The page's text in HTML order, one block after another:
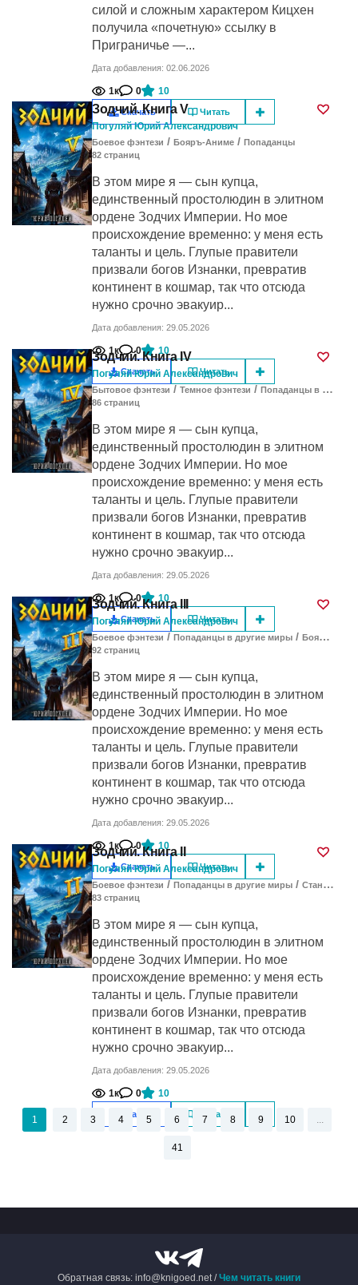
силой и сложным характером Кицхен
получила «почетную» ссылку в
Приграничье —...
Дата добавления: 02.06.2026
1к 0 10
Скачать Читать
Зодчий. Книга V
Погуляй Юрий Александрович
Боевое фэнтези / Бояръ-Аниме / Попаданцы
82 cтраниц
В этом мире я — сын купца,
единственный простолюдин в элитном
ордене Зодчих Империи. Но мое
происхождение временно: у меня есть
таланты и цель. Глупые правители
призвали богов Изнанки, превратив
континент в кошмар, так что отсюда
нужно срочно эвакуир...
Дата добавления: 29.05.2026
1к 0 10
Скачать Читать
Зодчий. Книга IV
Погуляй Юрий Александрович
Бытовое фэнтези / Темное фэнтези / Попаданцы в другие миры
86 cтраниц
В этом мире я — сын купца,
единственный простолюдин в элитном
ордене Зодчих Империи. Но мое
происхождение временно: у меня есть
таланты и цель. Глупые правители
призвали богов Изнанки, превратив
континент в кошмар, так что отсюда
нужно срочно эвакуир...
Дата добавления: 29.05.2026
1к 0 10
Скачать Читать
Зодчий. Книга III
Погуляй Юрий Александрович
Боевое фэнтези / Попаданцы в другие миры / Бояръ-Аниме
92 cтраниц
В этом мире я — сын купца,
единственный простолюдин в элитном
ордене Зодчих Империи. Но мое
происхождение временно: у меня есть
таланты и цель. Глупые правители
призвали богов Изнанки, превратив
континент в кошмар, так что отсюда
нужно срочно эвакуир...
Дата добавления: 29.05.2026
1к 0 10
Скачать Читать
Зодчий. Книга II
Погуляй Юрий Александрович
Боевое фэнтези / Попаданцы в другие миры / Становление героя
83 cтраниц
В этом мире я — сын купца,
единственный простолюдин в элитном
ордене Зодчих Империи. Но мое
происхождение временно: у меня есть
таланты и цель. Глупые правители
призвали богов Изнанки, превратив
континент в кошмар, так что отсюда
нужно срочно эвакуир...
Дата добавления: 29.05.2026
1к 0 10
Скачать Читать
1 2 3 4 5 6 7 8 9 10 ...
41
Обратная связь: info@knigoed.net /Чем читать книги